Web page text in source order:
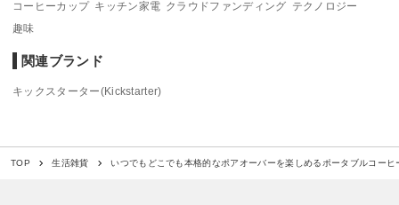
コーヒーカップ キッチン家電 クラウドファンディング テクノロジー
趣味
関連ブランド
キックスターター(Kickstarter)
TOP 生活雑貨 いつでもどこでも本格的なポアオーバーを楽しめるポータブルコーヒ